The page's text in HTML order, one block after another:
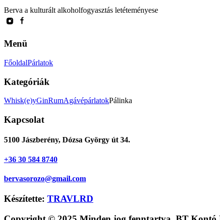
Berva a kulturált alkoholfogyasztás letéteményese
Menü
FőoldalPárlatok
Kategóriák
Whisk(e)yGinRumAgávépárlatokPálinka
Kapcsolat
5100 Jászberény, Dózsa György út 34.
+36 30 584 8740
bervasorozo@gmail.com
Készítette: TRAVLRD